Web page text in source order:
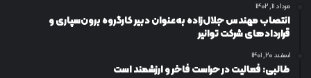
مرداد ۱۱, ۱۴۰۲
انتصاب مهندس جلال‌زاده به‌عنوان دبیر كارگروه برون‌سپاری و
قراردادهای شركت توانیر
اسفند ۲۰, ۱۴۰۱
طالبی: فعالیت در حراست فاخر و ارزشمند است